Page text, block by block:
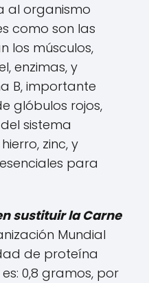
al organismo
como son las
los músculos,
enzimas, y
B, importante
glóbulos rojos,
sistema
zinc, y
para
sustituir la Carne
Mundial
de proteína
0,8 gramos, por